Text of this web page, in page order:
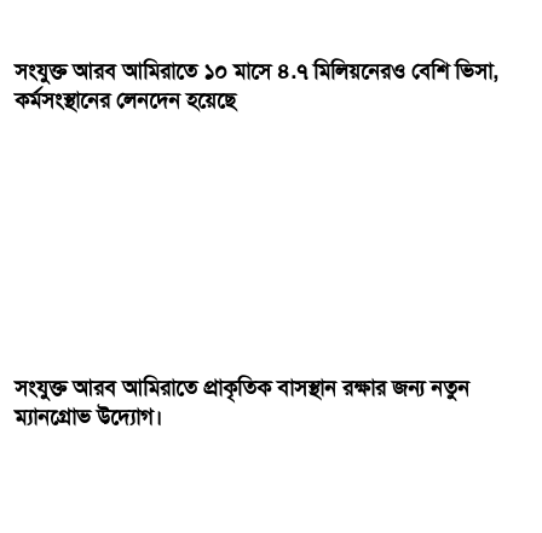
সংযুক্ত আরব আমিরাতে ১০ মাসে ৪.৭ মিলিয়নেরও বেশি ভিসা,
কর্মসংস্থানের লেনদেন হয়েছে
সংযুক্ত আরব আমিরাতে প্রাকৃতিক বাসস্থান রক্ষার জন্য নতুন
ম্যানগ্রোভ উদ্যোগ।